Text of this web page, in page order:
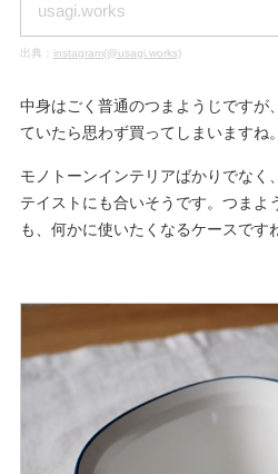
usagi.works
出典： instagram(@usagi.works)
中身はごく普通のつまようじですが
ていたら思わず買ってしまいますね。
モノトーンインテリアばかりでなく
テイストにも合いそうです。つまよ
も、何かに使いたくなるケースです